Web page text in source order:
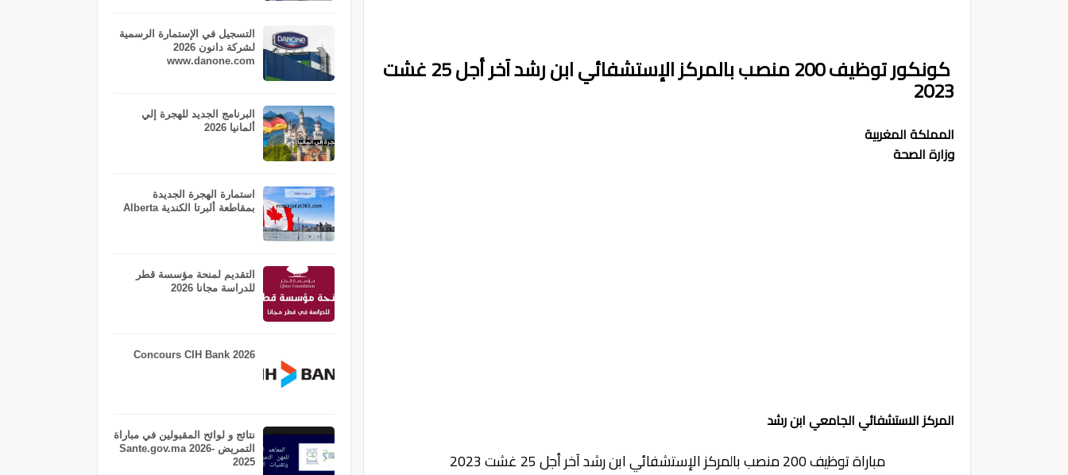
كونكور توظيف 200 منصب بالمركز الإستشفائي ابن رشد آخر أجل 25 غشت
2023
المملكة المغربية
وزارة الصحة
المركز الاستشفائي الجامعي ابن رشد
مباراة توظيف 200 منصب بالمركز الإستشفائي ابن رشد آخر أجل 25 غشت 2023
التسجيل في الإستمارة الرسمية
لشركة دانون 2026
www.danone.com
البرنامج الجديد للهجرة إلي
ألمانيا 2026
استمارة الهجرة الجديدة
بمقاطعة ألبرتا الكندية Alberta
التقديم لمنحة مؤسسة قطر
للدراسة مجانا 2026
Concours CIH Bank 2026
نتائج و لوائح المقبولين في مباراة
التمريض Sante.gov.ma 2026-
2025